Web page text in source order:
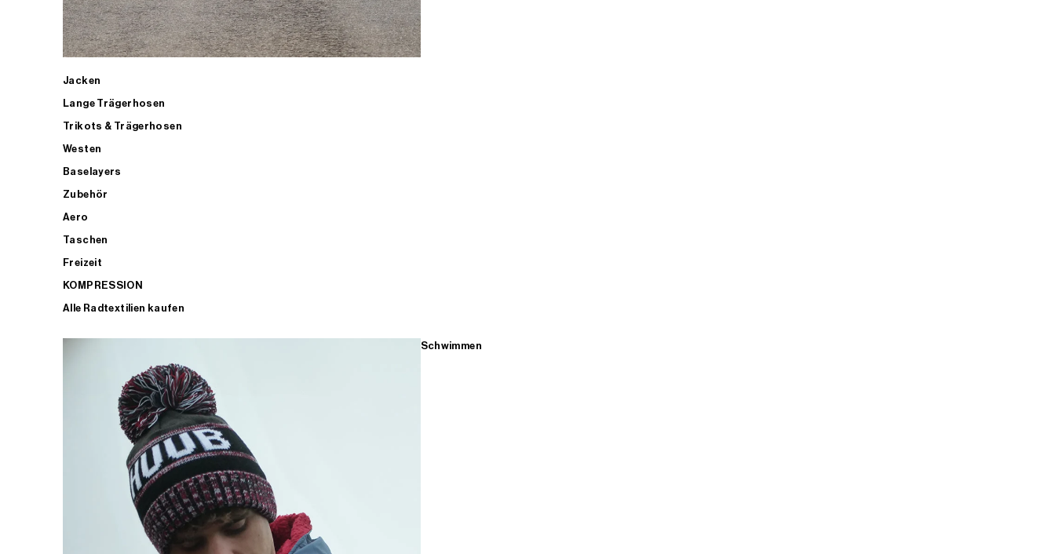
Jacken
Lange Trägerhosen
Trikots & Trägerhosen
Westen
Baselayers
Zubehör
Aero
Taschen
Freizeit
KOMPRESSION
Alle Radtextilien kaufen
Schwimmen